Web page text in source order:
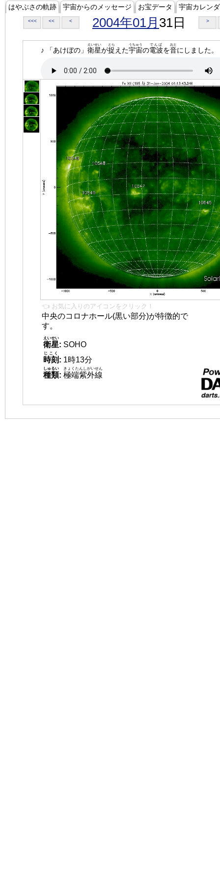
はやぶさの軌跡 宇宙からのメッセージ お宝データ 宇宙カレン
<<< << < 2004年01月 31日 >
♪ 「あけぼの」 衛星
えいせい
が捉
とら
えた宇宙
うちゅう
の電波
でんぱ
を音
おと
にしました。
👈 お気に入りのアイコンをクリック！
中央のコロナホール(黒い部分)が特徴的で
す。
衛星
えいせい
: SOHO
時刻
じこく
: 1時13分
種類
しゅるい
: 極端紫外線
きょくたんしがいせん